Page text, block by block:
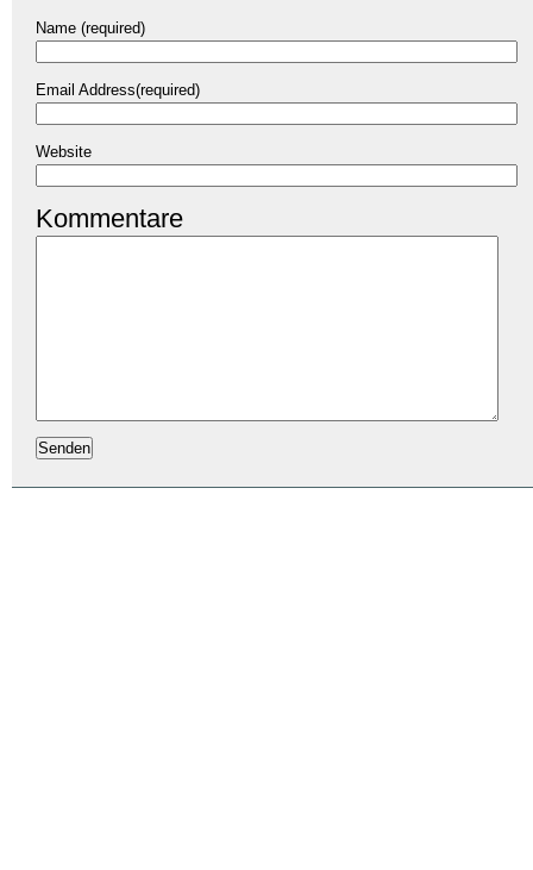
Name (required)
Email Address(required)
Website
Kommentare